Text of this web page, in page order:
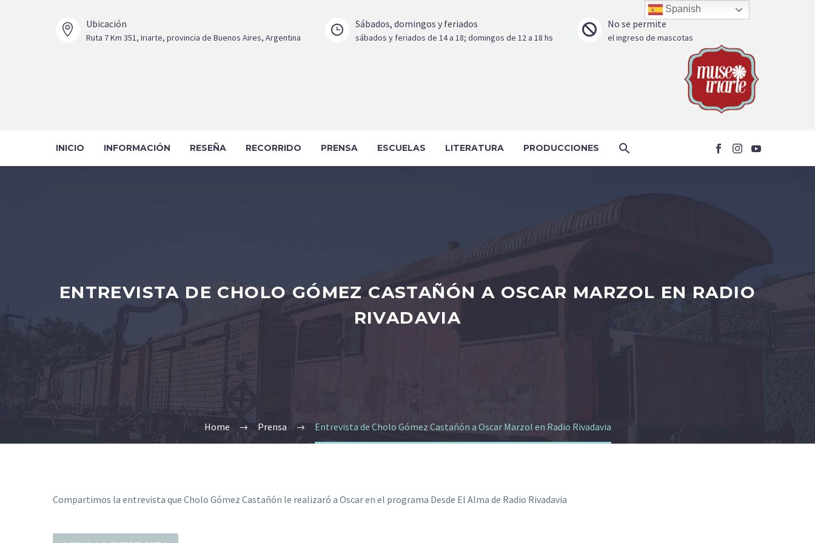

 Ubicación
Ruta 7 Km 351, Iriarte, provincia de Buenos Aires, Argentina

 Sábados, domingos y feriados
sábados y feriados de 14 a 18; domingos de 12 a 18 hs

 No se permite
el ingreso de mascotas
INICIO INFORMACIÓN RESEÑA RECORRIDO PRENSA ESCUELAS LITERATURA PRODUCCIONES
ENTREVISTA DE CHOLO GÓMEZ CASTAÑÓN A OSCAR MARZOL EN RADIO
RIVADAVIA
Home Prensa Entrevista de Cholo Gómez Castañón a Oscar Marzol en Radio Rivadavia
Compartimos la entrevista que Cholo Gómez Castañón le realizaró a Oscar en el programa Desde El Alma de Radio Rivadavia
Spanish